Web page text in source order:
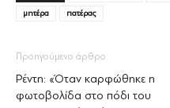
μητέρα
πατέρας
Προηγούμενο άρθρο
Ρέντη: «Όταν καρφώθηκε η
φωτοβολίδα στο πόδι του